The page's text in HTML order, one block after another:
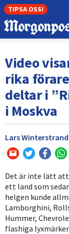
TIPSA OSS!
Video
rika
deltar i
i Moskva
Lars Winterstrand
Det är inte lätt att
ett land som
helgen kunde
Lamborghini,
Hummer,
flashiga